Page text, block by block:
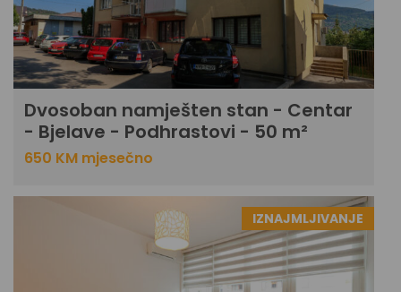
Dvosoban namješten stan - Centar
- Bjelave - Podhrastovi - 50 m²
650 KM mjesečno
IZNAJMLJIVANJE